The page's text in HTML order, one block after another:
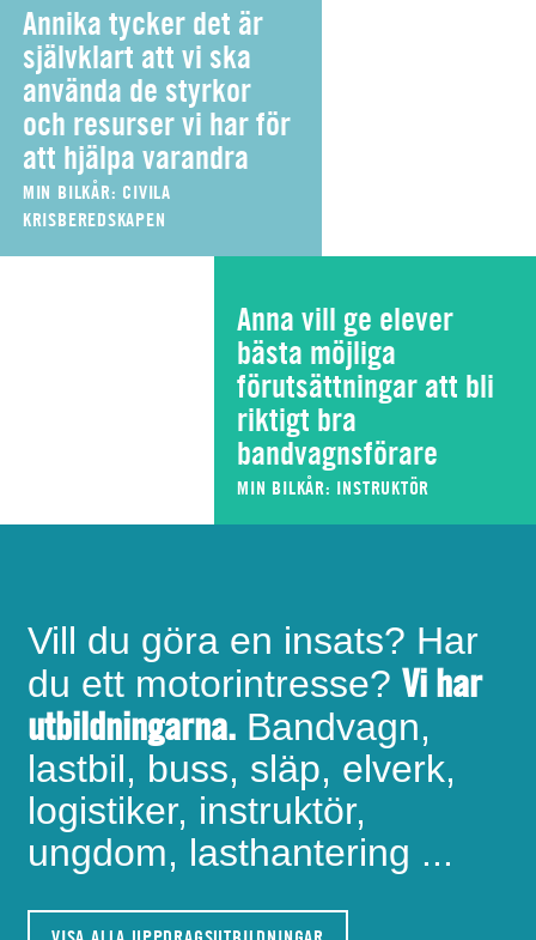
Annika tycker det är
självklart att vi ska
använda de styrkor
och resurser vi har för
att hjälpa varandra
MIN BILKÅR: CIVILA
KRISBEREDSKAPEN
Anna vill ge elever
bästa möjliga
förutsättningar att bli
riktigt bra
bandvagnsförare
MIN BILKÅR: INSTRUKTÖR
Vill du göra en insats? Har
du ett motorintresse? Vi har
utbildningarna. Bandvagn,
lastbil, buss, släp, elverk,
logistiker, instruktör,
ungdom, lasthantering ...